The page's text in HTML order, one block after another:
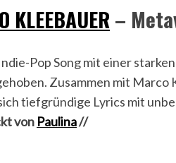
KLEEBAUER –
Pop Song mit einer
Zusammen mit
tiefgründige Lyrics mit
von Paulina//